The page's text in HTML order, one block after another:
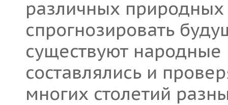
различных
спрогнозировать
существуют
составлялись и
многих столетий